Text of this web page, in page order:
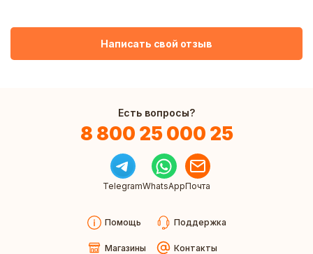
Написать свой отзыв
Есть вопросы?
8 800 25 000 25
TelegramWhatsAppПочта
Помощь Поддержка
Магазины Контакты